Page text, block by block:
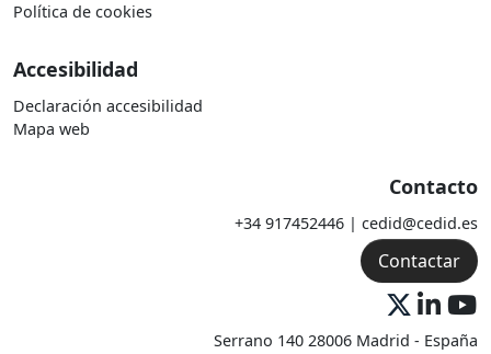
Política de cookies
Accesibilidad
Declaración accesibilidad
Mapa web
Contacto
+34 917452446 | cedid@cedid.es
Contactar
Serrano 140 28006 Madrid - España